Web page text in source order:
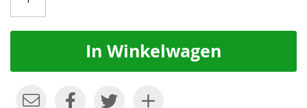
In Winkelwagen